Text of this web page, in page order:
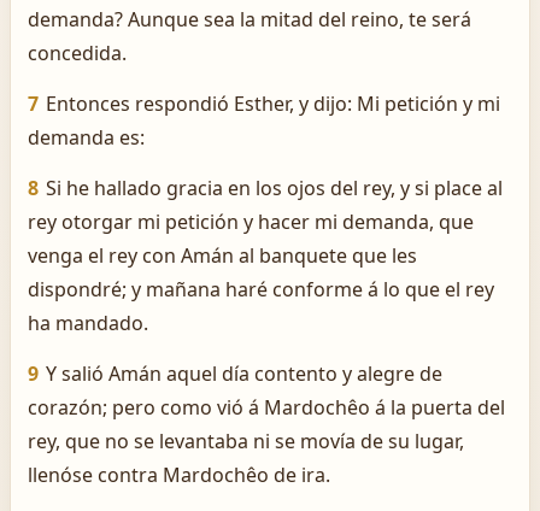
demanda? Aunque sea la mitad del reino, te será
concedida.
7 Entonces respondió Esther, y dijo: Mi petición y mi
demanda es:
8 Si he hallado gracia en los ojos del rey, y si place al
rey otorgar mi petición y hacer mi demanda, que
venga el rey con Amán al banquete que les
dispondré; y mañana haré conforme á lo que el rey
ha mandado.
9 Y salió Amán aquel día contento y alegre de
corazón; pero como vió á Mardochêo á la puerta del
rey, que no se levantaba ni se movía de su lugar,
llenóse contra Mardochêo de ira.